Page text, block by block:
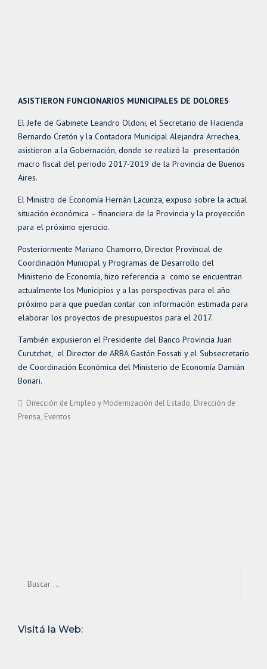
ASISTIERON FUNCIONARIOS MUNICIPALES DE DOLORES
El Jefe de Gabinete Leandro Oldoni, el Secretario de Hacienda
Bernardo Cretón y la Contadora Municipal Alejandra Arrechea,
asistieron a la Gobernación, donde se realizó la presentación
macro fiscal del periodo 2017-2019 de la Provincia de Buenos
Aires.
El Ministro de Economía Hernán Lacunza, expuso sobre la actual
situación económica – financiera de la Provincia y la proyección
para el próximo ejercicio.
Posteriormente Mariano Chamorro, Director Provincial de
Coordinación Municipal y Programas de Desarrollo del
Ministerio de Economía, hizo referencia a como se encuentran
actualmente los Municipios y a las perspectivas para el año
próximo para que puedan contar con información estimada para
elaborar los proyectos de presupuestos para el 2017.
También expusieron el Presidente del Banco Provincia Juan
Curutchet, el Director de ARBA Gastón Fossati y el Subsecretario
de Coordinación Económica del Ministerio de Economía Damián
Bonari.
Dirección de Empleo y Modernización del Estado Dirección de
Prensa Eventos
Visitá la Web: